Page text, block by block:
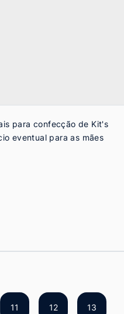
para confecção de Kit's
eventual para as mães
11 12 13